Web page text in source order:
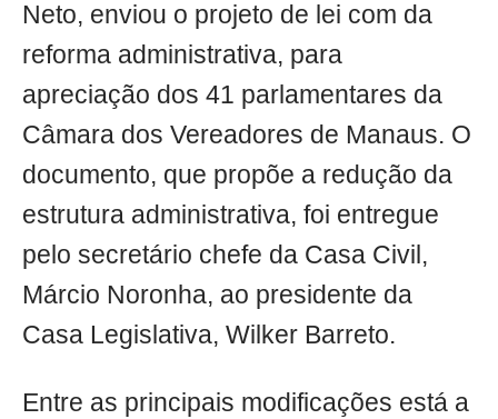
Neto, enviou o projeto de lei com da
reforma administrativa, para
apreciação dos 41 parlamentares da
Câmara dos Vereadores de Manaus. O
documento, que propõe a redução da
estrutura administrativa, foi entregue
pelo secretário chefe da Casa Civil,
Márcio Noronha, ao presidente da
Casa Legislativa, Wilker Barreto.
Entre as principais modificações está a